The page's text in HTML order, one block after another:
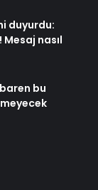
duyurdu:
nasıl
bu